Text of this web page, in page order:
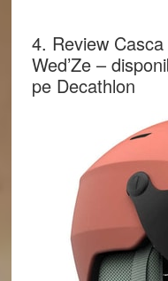
4. Review
Wed’Ze –
pe Decathlon